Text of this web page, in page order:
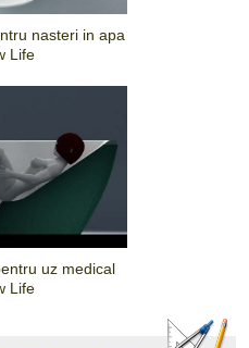
nasteri in apa
Life
uz medical
Life